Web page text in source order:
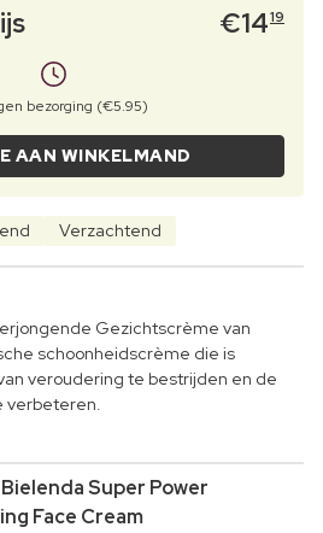
€1419
bezorging (€5.95)
AAN WINKELMAND
Verzachtend
Gezichtscrème van
schoonheidscrème die is
veroudering te bestrijden en de
verbeteren.
Super Power
Face Cream